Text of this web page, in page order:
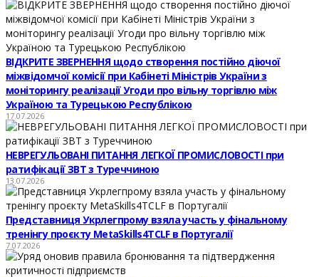
ВІДКРИТЕ ЗВЕРНЕННЯ щодо створення постійно діючої
міжвідомчої комісії при Кабінеті Міністрів України з
моніторингу реалізації Угоди про вільну торгівлю між
Україною та Турецькою Республікою
17.07.2026
НЕВРЕГУЛЬОВАНІ ПИТАННЯ ЛЕГКОЇ ПРОМИСЛОВОСТІ при
ратифікації ЗВТ з Туреччиною
13.07.2026
Представниця Укрлегпрому взяла участь у фінальному
тренінгу проєкту MetaSkills4TCLF в Португалії
7.07.2026